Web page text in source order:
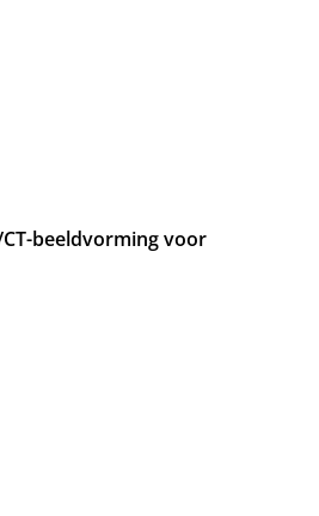
beeldvorming voor